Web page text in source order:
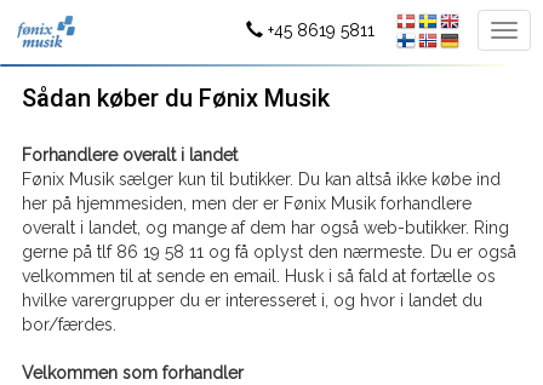
+45 8619 5811
Sådan køber du Fønix Musik
Forhandlere overalt i landet
Fønix Musik sælger kun til butikker. Du kan altså ikke købe ind
her på hjemmesiden, men der er Fønix Musik forhandlere
overalt i landet, og mange af dem har også web-butikker. Ring
gerne på tlf 86 19 58 11 og få oplyst den nærmeste. Du er også
velkommen til at sende en email. Husk i så fald at fortælle os
hvilke varergrupper du er interesseret i, og hvor i landet du
bor/færdes.
Velkommen som forhandler